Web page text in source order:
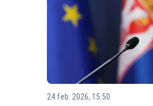
24 feb. 2026, 15:50